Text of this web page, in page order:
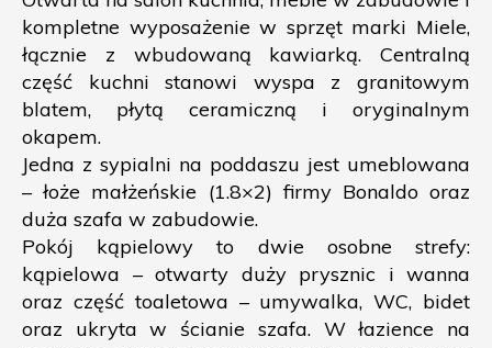
kompletne wyposażenie w sprzęt marki Miele,
łącznie z wbudowaną kawiarką. Centralną
część kuchni stanowi wyspa z granitowym
blatem, płytą ceramiczną i oryginalnym
okapem.
Jedna z sypialni na poddaszu jest umeblowana
– łoże małżeńskie (1.8×2) firmy Bonaldo oraz
duża szafa w zabudowie.
Pokój kąpielowy to dwie osobne strefy:
kąpielowa – otwarty duży prysznic i wanna
oraz część toaletowa – umywalka, WC, bidet
oraz ukryta w ścianie szafa. W łazience na